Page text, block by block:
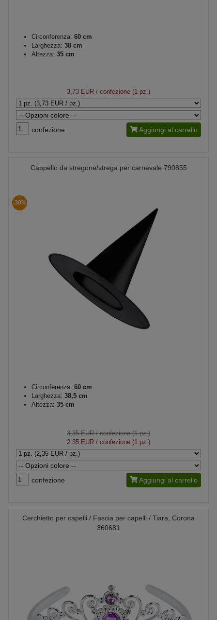
Circonferenza: 60 cm
Larghezza: 38 cm
Altezza: 35 cm
3,73 EUR / confezione (1 pz.)
confezione Aggiungi al carrello
Cappello da stregone/strega per carnevale 790855
-30%
Circonferenza: 60 cm
Larghezza: 38,5 cm
Altezza: 35 cm
3,35 EUR/ confezione (1 pz.)
2,35 EUR / confezione (1 pz.)
confezione Aggiungi al carrello
Cerchietto per capelli / Fascia per capelli / Tiara, Corona
360681